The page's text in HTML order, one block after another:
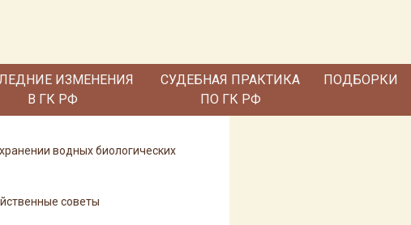
ИЗМЕНЕНИЯ
В ГК РФ
СУДЕБНАЯ ПРАКТИКА
ПО ГК РФ
ПОДБОРКИ
водных биологических
советы